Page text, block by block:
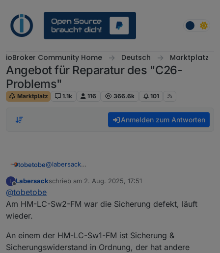
ioBroker Community Home Deutsch Marktplatz
Angebot für Reparatur des "C26-
Problems"
Marktplatz 1.1k 116 366.6k 101
Anmelden zum Antworten
tobetobe@labersack
schön, dass es dein Angebot noch immer gibt. Ich
habe mittlerweile 4 Stück HM-LC-Sw1-FM mit
verschmortem Si-R und einen ebenfalls defekten
HM-LC-Sw2-FM (Fehler unbekannt) hier liegen. Ich
Si-R zu finden. Von daher hoffe ich auf dich...
Deinen ersten Post habe ich gelesen und bin mit den
Bedingungen einverstanden. Bitte schicke mir deine
Adresse per PN.
Vielen Dank & Gruß
L
Offline
Labersackschrieb am 2. Aug. 2025, 17:51
zuletzt editiert von
@tobetobe
Am HM-LC-Sw2-FM war die Sicherung defekt, läuft
wieder.
An einem der HM-LC-Sw1-FM ist Sicherung &
Sicherungswiderstand in Ordnung, der hat andere